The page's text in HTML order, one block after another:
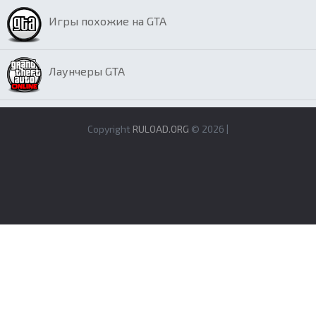
Игры похожие на GTA
Лаунчеры GTA
Copyright RULOAD.ORG © 2026 |